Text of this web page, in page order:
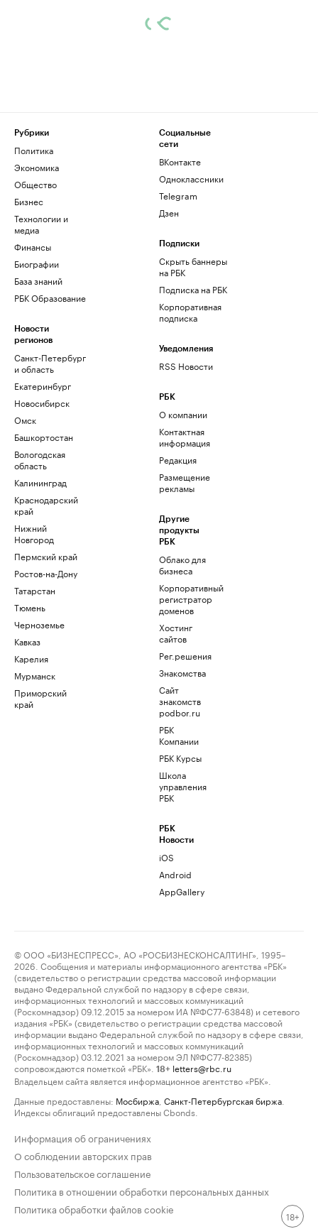
Рубрики
Политика
Экономика
Общество
Бизнес
Технологии и
медиа
Финансы
Биографии
База знаний
РБК Образование
Новости
регионов
Санкт-Петербург
и область
Екатеринбург
Новосибирск
Омск
Башкортостан
Вологодская
область
Калининград
Краснодарский
край
Нижний
Новгород
Пермский край
Ростов-на-Дону
Татарстан
Тюмень
Черноземье
Кавказ
Карелия
Мурманск
Приморский
край
Социальные
сети
ВКонтакте
Одноклассники
Telegram
Дзен
Подписки
Скрыть баннеры
на РБК
Подписка на РБК
Корпоративная
подписка
Уведомления
RSS Новости
РБК
О компании
Контактная
информация
Редакция
Размещение
рекламы
Другие
продукты
РБК
Облако для
бизнеса
Корпоративный
регистратор
доменов
Хостинг
сайтов
Рег.решения
Знакомства
Сайт
знакомств
podbor.ru
РБК
Компании
РБК Курсы
Школа
управления
РБК
РБК
Новости
iOS
Android
AppGallery
© ООО «БИЗНЕСПРЕСС», АО «РОСБИЗНЕСКОНСАЛТИНГ», 1995–
2026. Сообщения и материалы информационного агентства «РБК»
(свидетельство о регистрации средства массовой информации
выдано Федеральной службой по надзору в сфере связи,
информационных технологий и массовых коммуникаций
(Роскомнадзор) 09.12.2015 за номером ИА №ФС77-63848) и сетевого
издания «РБК» (свидетельство о регистрации средства массовой
информации выдано Федеральной службой по надзору в сфере связи,
информационных технологий и массовых коммуникаций
(Роскомнадзор) 03.12.2021 за номером ЭЛ №ФС77-82385)
сопровождаются пометкой «РБК».
18+ letters@rbc.ru
Владельцем сайта является информационное агентство «РБК».
Данные предоставлены: Мосбиржа Санкт-Петербургская биржа
Индексы облигаций предоставлены Cbonds.
Информация об ограничениях
О соблюдении авторских прав
Пользовательское соглашение
Политика в отношении обработки персональных данных
Политика обработки файлов cookie
18+